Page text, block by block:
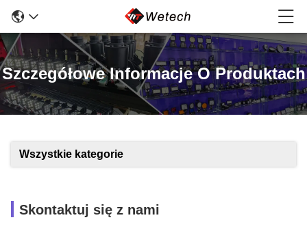
Szczegółowe Informacje O Produktach
Wszystkie kategorie
Skontaktuj się z nami